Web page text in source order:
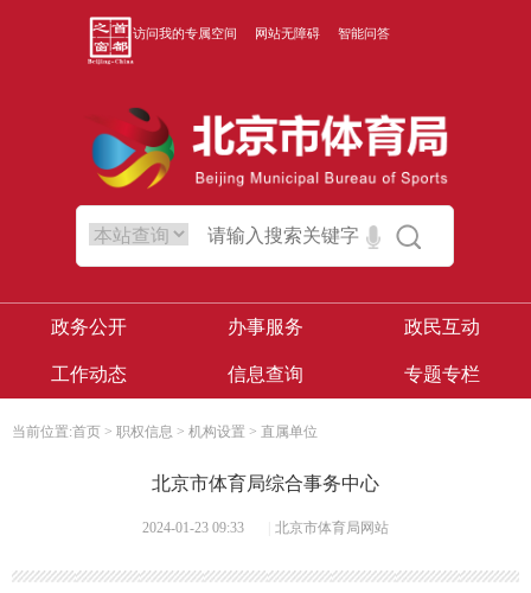
访问我的专属空间 网站无障碍 智能问答
政务公开 办事服务 政民互动
工作动态 信息查询 专题专栏
当前位置:首页 > 职权信息 > 机构设置 > 直属单位
北京市体育局综合事务中心
2024-01-23 09:33 北京市体育局网站